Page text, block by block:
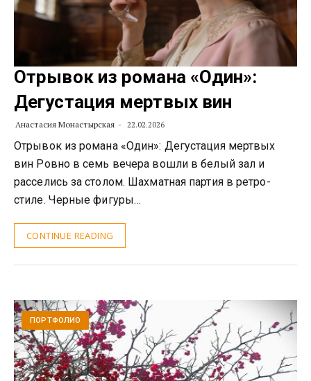
Отрывок из романа «Один»:
Дегустация мертвых вин
Анастасия Монастырская 22.02.2026
Отрывок из романа «Один»: Дегустация мертвых
вин Ровно в семь вечера вошли в белый зал и
расселись за столом. Шахматная партия в ретро-
стиле. Черные фигуры…
CONTINUE READING
ПОРТФОЛИО